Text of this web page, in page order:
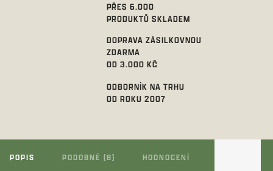
PŘES 6.000
PRODUKTŮ SKLADEM
DOPRAVA ZÁSILKOVNOU
ZDARMA
OD 3.000 KČ
ODBORNÍK NA TRHU
OD ROKU 2007
POPIS PODOBNÉ (8) HODNOCENÍ